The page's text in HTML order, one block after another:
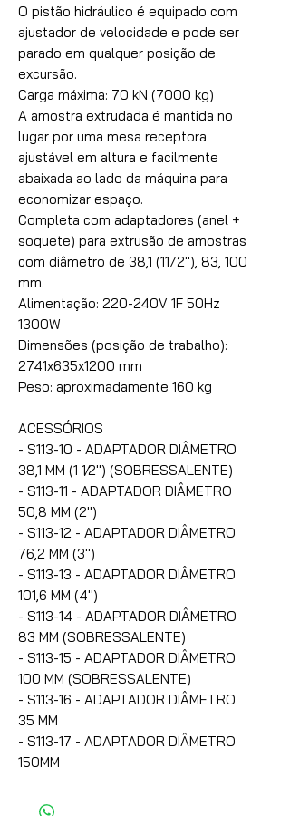
O pistão hidráulico é equipado com
ajustador de velocidade e pode ser
parado em qualquer posição de
excursão.
Carga máxima: 70 kN (7000 kg)
A amostra extrudada é mantida no
lugar por uma mesa receptora
ajustável em altura e facilmente
abaixada ao lado da máquina para
economizar espaço.
Completa com adaptadores (anel +
soquete) para extrusão de amostras
com diâmetro de 38,1 (11/2''), 83, 100
mm.
Alimentação: 220-240V 1F 50Hz
1300W
Dimensões (posição de trabalho):
2741x635x1200 mm
Peso: aproximadamente 160 kg
ACESSÓRIOS
- S113-10 - ADAPTADOR DIÂMETRO
38,1 MM (1 1⁄2'') (SOBRESSALENTE)
- S113-11 - ADAPTADOR DIÂMETRO
50,8 MM (2'')
- S113-12 - ADAPTADOR DIÂMETRO
76,2 MM (3'')
- S113-13 - ADAPTADOR DIÂMETRO
101,6 MM (4'')
- S113-14 - ADAPTADOR DIÂMETRO
83 MM (SOBRESSALENTE)
- S113-15 - ADAPTADOR DIÂMETRO
100 MM (SOBRESSALENTE)
- S113-16 - ADAPTADOR DIÂMETRO
35 MM
- S113-17 - ADAPTADOR DIÂMETRO
150MM